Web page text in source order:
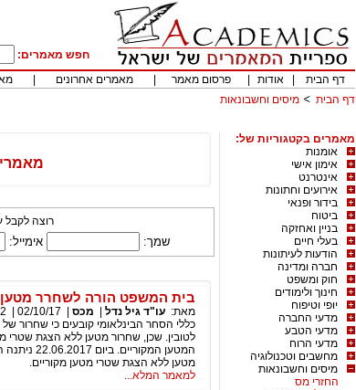
חפש מאמרים:
דף הבית
אודות פרסום מאמר מאמרים אחרונים
דף הבית
מיסים וחשבונאות
מאמרים בקטגוריות של:
אומנות
אימון אישי
אינטרנט
אירועים וחתונות
בידור ופנאי
ביטוח
בניין ואחזקה
בעלי חיים
הודעות לעיתונות
חברה ומדינה
חוק ומשפט
חינוך ולימודים
יופי וטיפוח
מדעי החברה
מדעי הטבע
מדעי הרוח
מחשבים וטכנולוגיה
מיסים וחשבונאות
החזרי מס
רוצה לקבל
שמך: אימייל:
בית המשפט הורה לשחרר
מאת: עו"ד גיל נדל מכס 02/10/17
כללי הסחר הבינלאומי קובעים כי שחרור
לטובין. שכן, שחרור מטען ללא הצגת שטרי
המטען
מטען ללא הצגת שטרי מטען מקוריים.
למאמר המלא...